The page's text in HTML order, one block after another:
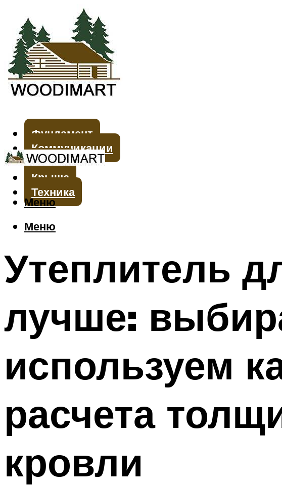
Фундамент
Коммуникации
Стены
Крыша
Техника
Меню
Меню
Утеплитель
лучше:
используем
расчета
кровли